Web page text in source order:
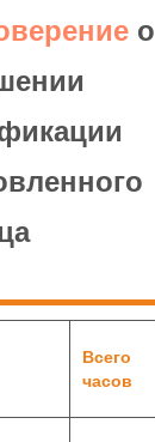
о
Всего
часов